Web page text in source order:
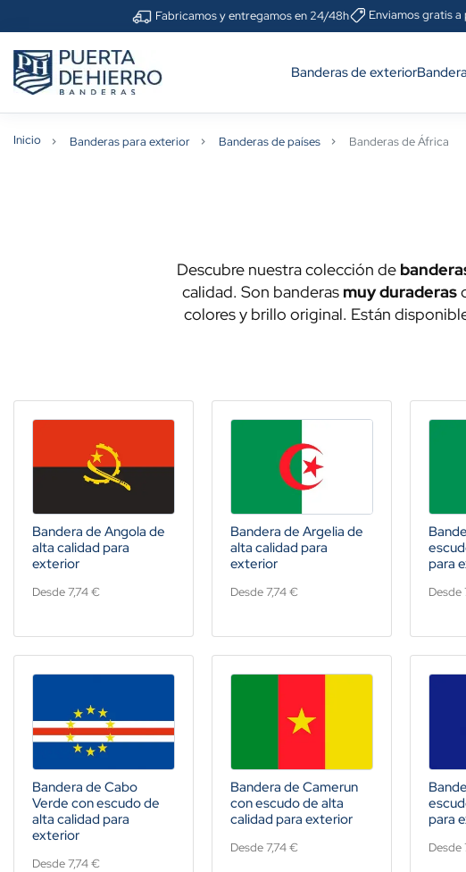
Fabricamos y entregamos en 24/48h Enviamos gratis
Banderas de exterior
Inicio Banderas para exterior Banderas de países Banderas de África
Descubre nuestra colección de
calidad. Son banderas muy duraderas
colores y brillo original. Están
Bandera de Angola de
alta calidad para
exterior
Desde 7,74 €
Bandera de Argelia de
alta calidad para
exterior
Desde 7,74 €
para
Desde
Bandera de Cabo
Verde con escudo de
alta calidad para
exterior
Desde 7,74 €
Bandera de Camerun
con escudo de alta
calidad para exterior
Desde 7,74 €
para
Desde